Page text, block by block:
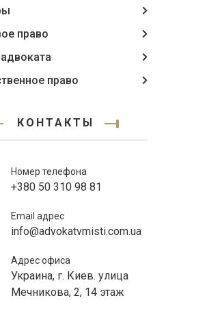
право
право
КОНТАКТЫ
Номер телефона
+380 50 310 98 81
Email адрес
info@advokatvmisti.com.ua
Адрес офиса
Украина, г. Киев. улица
Мечникова, 2, 14 этаж